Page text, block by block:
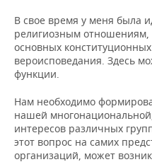
В свое время у меня была
религиозным
основных
вероисповедания. Здесь
функции.
Нам необходимо
нашей
интересов различных
этот вопрос на самих
организаций, может